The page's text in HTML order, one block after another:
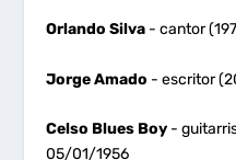
Orlando Silva - cantor
Jorge Amado - escritor
Celso Blues Boy -
05/01/1956